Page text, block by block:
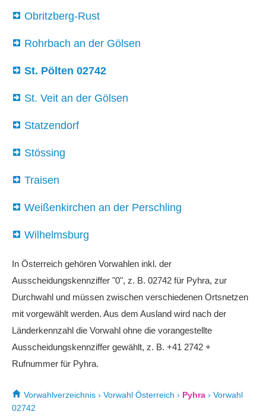
Obritzberg-Rust
Rohrbach an der Gölsen
St. Pölten 02742
St. Veit an der Gölsen
Statzendorf
Stössing
Traisen
Weißenkirchen an der Perschling
Wilhelmsburg
In Österreich gehören Vorwahlen inkl. der
Ausscheidungskennziffer "0", z. B. 02742 für Pyhra, zur
Durchwahl und müssen zwischen verschiedenen Ortsnetzen
mit vorgewählt werden. Aus dem Ausland wird nach der
Länderkennzahl die Vorwahl ohne die vorangestellte
Ausscheidungskennziffer gewählt, z. B. +41 2742 +
Rufnummer für Pyhra.
Vorwahlverzeichnis › Vorwahl Österreich › Pyhra › Vorwahl
02742